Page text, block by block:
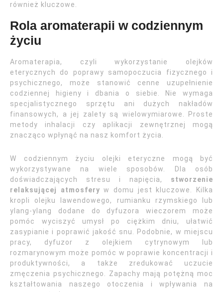
również kluczowe.
Rola aromaterapii w codziennym
życiu
Aromaterapia, czyli wykorzystanie olejków
eterycznych do poprawy samopoczucia fizycznego i
psychicznego, może stanowić cenne uzupełnienie
codziennej higieny i dbania o siebie. Nie wymaga
specjalistycznego sprzętu ani dużych nakładów
finansowych, a jej zalety są wielowymiarowe. Proste
metody inhalacji czy aplikacji zewnętrznej mogą
znacząco wpłynąć na nasz komfort życia.
W codziennym życiu olejki eteryczne mogą być
wykorzystywane na wiele sposobów. Dla osób
doświadczających stresu i napięcia, stworzenie
relaksującej atmosfery w domu jest kluczowe. Kilka
kropli olejku lawendowego, rumianku rzymskiego lub
ylang-ylang dodane do dyfuzora wieczorem może
pomóc wyciszyć umysł po ciężkim dniu, ułatwić
zasypianie i poprawić jakość snu. Podobnie, w miejscu
pracy, dyfuzor z olejkiem cytrynowym lub
rozmarynowym może pomóc w poprawie koncentracji i
produktywności, a także zredukować uczucie
zmęczenia psychicznego. Zapachy mają potężną moc
kształtowania naszego otoczenia i wpływania na